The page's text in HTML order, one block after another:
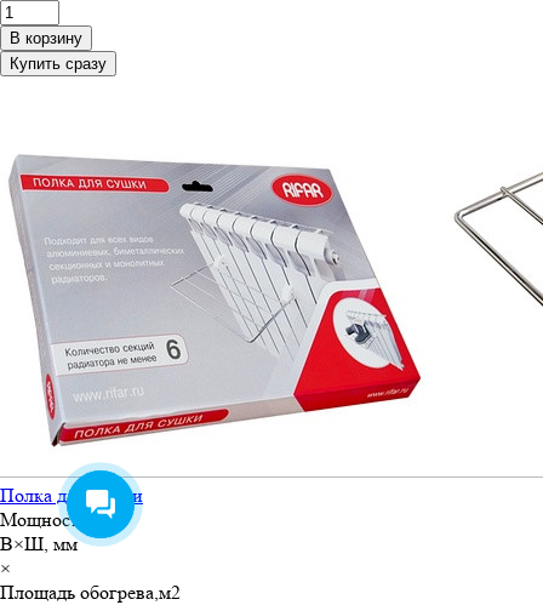
В корзину
Купить сразу
Полка для сушки
Мощность, Вт
В×Ш, мм
×
Площадь обогрева,м2